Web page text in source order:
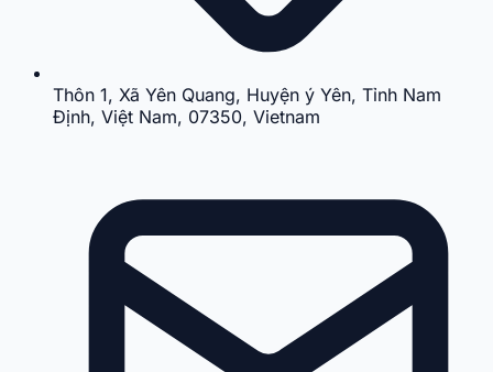
Thôn 1, Xã Yên Quang, Huyện ý Yên, Tỉnh Nam
Định, Việt Nam, 07350, Vietnam